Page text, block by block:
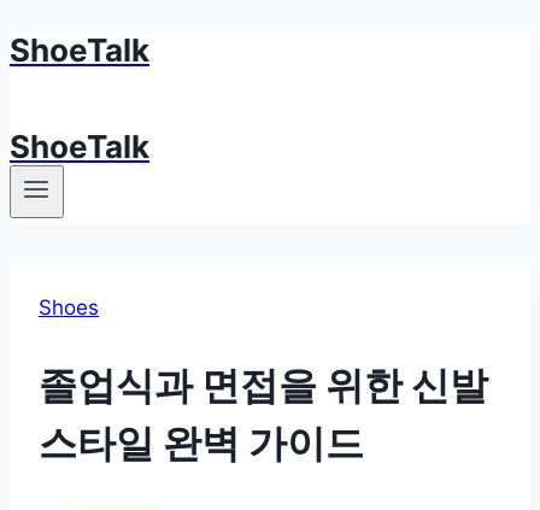
Skip
ShoeTalk
ShoeTalk
Shoes
졸업식과 면접을 위한 신발
스타일 완벽 가이드